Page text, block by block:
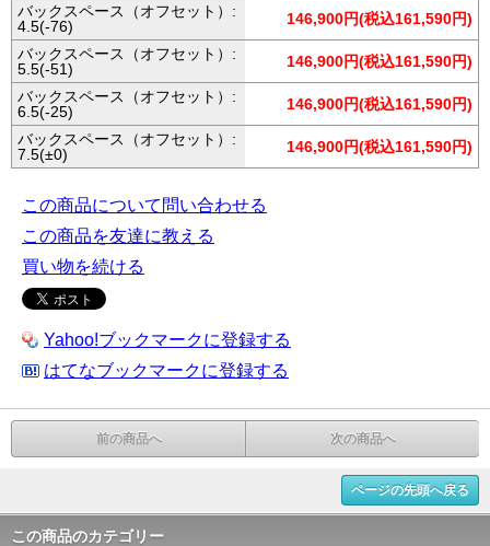
バックスペース（オフセット）:
4.5(-76)
146,900円(税込161,590円)
バックスペース（オフセット）:
5.5(-51)
146,900円(税込161,590円)
バックスペース（オフセット）:
6.5(-25)
146,900円(税込161,590円)
バックスペース（オフセット）:
7.5(±0)
146,900円(税込161,590円)
この商品について問い合わせる
この商品を友達に教える
買い物を続ける
Yahoo!ブックマークに登録する
はてなブックマークに登録する
前の商品へ 次の商品へ
ページの先頭へ戻る
この商品のカテゴリー